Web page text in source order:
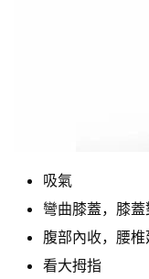
吸氣
彎曲膝蓋，膝
腹部內收，腰
看大拇指